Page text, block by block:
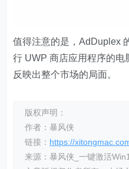
值得注意的是，AdDuplex
行 UWP 商店应用程序的电
反映出整个市场的局面。
版权声明：
作者：暴风侠
链接： https://
来源：暴风侠_一键激活